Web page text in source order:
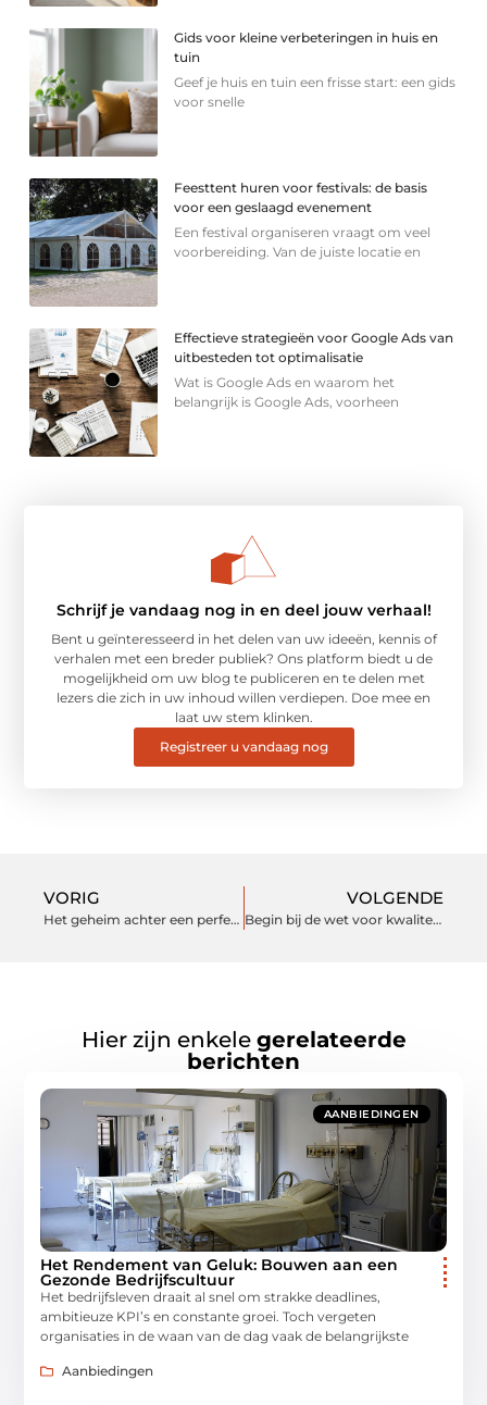
Gids voor kleine verbeteringen in huis en
tuin
Geef je huis en tuin een frisse start: een gids
voor snelle
Feesttent huren voor festivals: de basis
voor een geslaagd evenement
Een festival organiseren vraagt om veel
voorbereiding. Van de juiste locatie en
Effectieve strategieën voor Google Ads van
uitbesteden tot optimalisatie
Wat is Google Ads en waarom het
belangrijk is Google Ads, voorheen
Schrijf je vandaag nog in en deel jouw verhaal!
Bent u geïnteresseerd in het delen van uw ideeën, kennis of
verhalen met een breder publiek? Ons platform biedt u de
mogelijkheid om uw blog te publiceren en te delen met
lezers die zich in uw inhoud willen verdiepen. Doe mee en
laat uw stem klinken.
Registreer u vandaag nog
VORIG
Het geheim achter een perfecte hoogwaterlijn in zwembaden
VOLGENDE
Begin bij de wet voor kwaliteit borgen
Hier zijn enkele gerelateerde
berichten
AANBIEDINGEN
Het Rendement van Geluk: Bouwen aan een
Gezonde Bedrijfscultuur
Het bedrijfsleven draait al snel om strakke deadlines,
ambitieuze KPI’s en constante groei. Toch vergeten
organisaties in de waan van de dag vaak de belangrijkste
Aanbiedingen